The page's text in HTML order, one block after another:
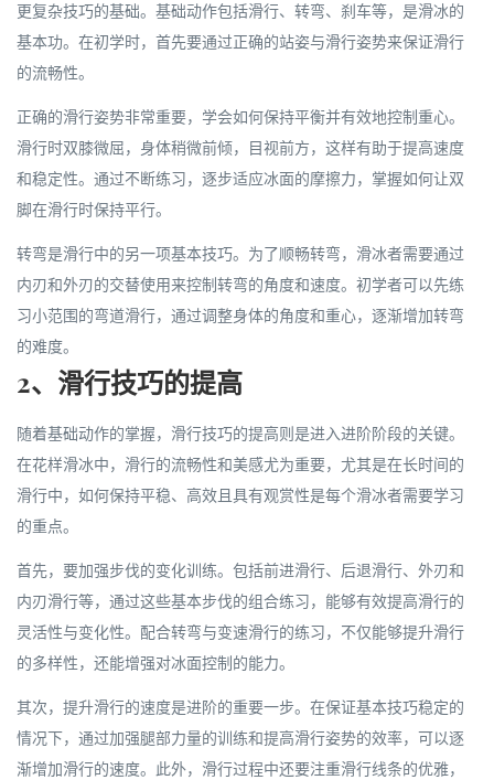
更复杂技巧的基础。基础动作包括滑行、转弯、刹车等，是滑冰的
基本功。在初学时，首先要通过正确的站姿与滑行姿势来保证滑行
的流畅性。
正确的滑行姿势非常重要，学会如何保持平衡并有效地控制重心。
滑行时双膝微屈，身体稍微前倾，目视前方，这样有助于提高速度
和稳定性。通过不断练习，逐步适应冰面的摩擦力，掌握如何让双
脚在滑行时保持平行。
转弯是滑行中的另一项基本技巧。为了顺畅转弯，滑冰者需要通过
内刃和外刃的交替使用来控制转弯的角度和速度。初学者可以先练
习小范围的弯道滑行，通过调整身体的角度和重心，逐渐增加转弯
的难度。
2、滑行技巧的提高
随着基础动作的掌握，滑行技巧的提高则是进入进阶阶段的关键。
在花样滑冰中，滑行的流畅性和美感尤为重要，尤其是在长时间的
滑行中，如何保持平稳、高效且具有观赏性是每个滑冰者需要学习
的重点。
首先，要加强步伐的变化训练。包括前进滑行、后退滑行、外刃和
内刃滑行等，通过这些基本步伐的组合练习，能够有效提高滑行的
灵活性与变化性。配合转弯与变速滑行的练习，不仅能够提升滑行
的多样性，还能增强对冰面控制的能力。
其次，提升滑行的速度是进阶的重要一步。在保证基本技巧稳定的
情况下，通过加强腿部力量的训练和提高滑行姿势的效率，可以逐
渐增加滑行的速度。此外，滑行过程中还要注重滑行线条的优雅，